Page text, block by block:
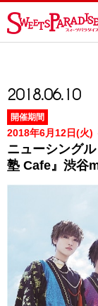
2018.06.10
開催期間
2018年6月12日(火)
ニューシング
塾 Cafe』渋谷